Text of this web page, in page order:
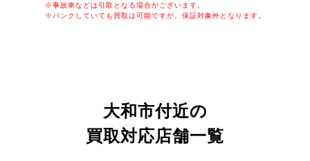
※事故車などは引取となる場合がございます。
※パンクしていても買取は可能ですが、保証対象外となります。
大和市付近の
買取対応店舗一覧